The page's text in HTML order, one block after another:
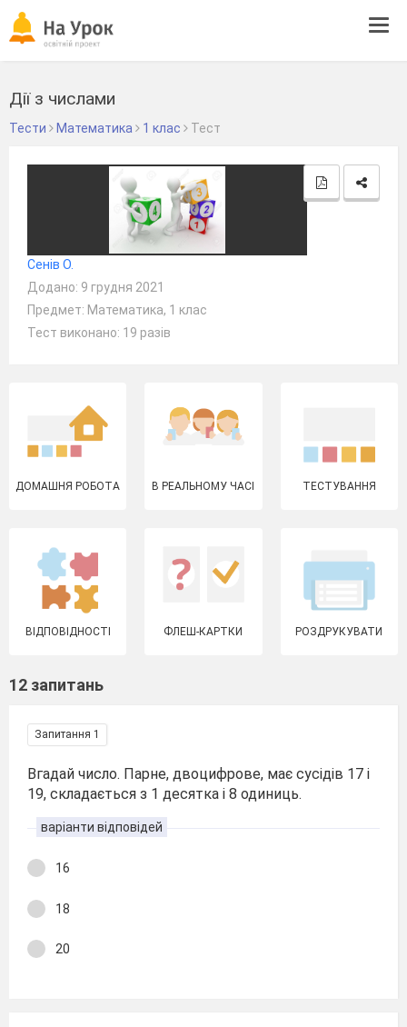
Дії з числами
Тести Математика 1 клас Тест
Сенів О.
Додано: 9 грудня 2021
Предмет: Математика, 1 клас
Тест виконано: 19 разів
ДОМАШНЯ РОБОТА В РЕАЛЬНОМУ ЧАСІ ТЕСТУВАННЯ
ВІДПОВІДНОСТІ ФЛЕШ-КАРТКИ РОЗДРУКУВАТИ
12 запитань
Запитання 1
Вгадай число. Парне, двоцифрове, має сусідів 17 і
19, складається з 1 десятка і 8 одиниць.
варіанти відповідей
16
18
20